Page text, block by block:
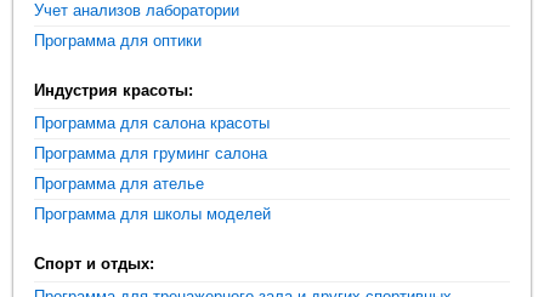
Учет анализов лаборатории
Программа для оптики
Индустрия красоты:
Программа для салона красоты
Программа для груминг салона
Программа для ателье
Программа для школы моделей
Спорт и отдых: